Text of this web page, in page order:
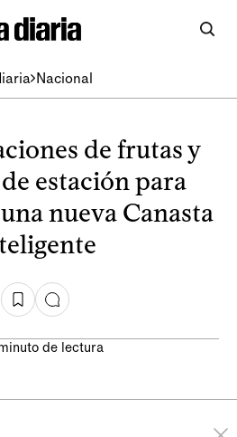
Nacional
de frutas y
estación para
nueva Canasta
de lectura